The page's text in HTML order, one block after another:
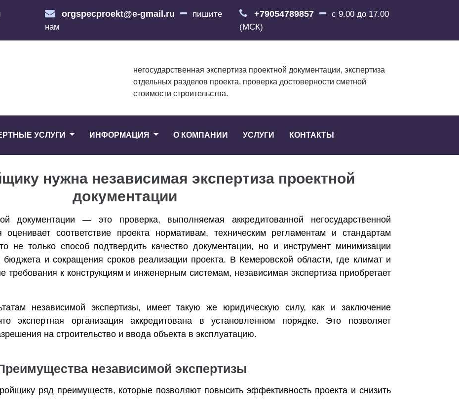
orgspecproekt@e-gmail.ru
пишите
нам
+79054789857
с 9.00 до 17.00
(МСК)
негосударственная экспертиза проектной документации, экспертиза
отдельных разделов проекта, проверка достоверности сметной
стоимости строительства.
УСЛУГИ ИНФОРМАЦИЯ О КОМПАНИИ УСЛУГИ КОНТАКТЫ
нужна независимая экспертиза проектной
документации
документации — это проверка, выполняемая аккредитованной негосударственной
оценивает соответствие проекта нормативам, техническим регламентам и стандартам
не только способ подтвердить качество документации, но и инструмент минимизации
бюджета и сокращения сроков реализации проекта. В Кемеровской области, где климат и
к конструкциям и инженерным системам, независимая экспертиза приобретает
независимой экспертизы, имеет такую же юридическую силу, как и заключение
экспертная организация аккредитована в установленном порядке. Это позволяет
на строительство и ввода объекта в эксплуатацию.
независимой экспертизы
ряд преимуществ, которые позволяют повысить эффективность проекта и снизить